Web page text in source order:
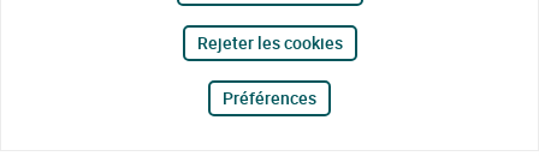
Rejeter les cookies
Préférences